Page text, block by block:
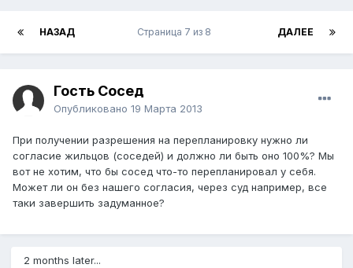
НАЗАД ДАЛЕЕ
Страница 7 из 8
Гость Сосед
Опубликовано 19 Марта 2013
При получении разрешения на перепланировку нужно ли
согласие жильцов (соседей) и должно ли быть оно 100%? Мы
вот не хотим, что бы сосед что-то перепланировал у себя.
Может ли он без нашего согласия, через суд например, все
таки завершить задуманное?
2 months later...